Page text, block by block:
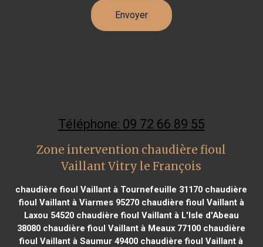
Téléphone: 09 72 66 89 55
Zone intervention chaudière fioul
Vaillant Vitry le François
chaudière fioul Vaillant à Tournefeuille 31170 chaudière
fioul Vaillant à Viarmes 95270chaudière fioul Vaillant à
Laxou 54520chaudière fioul Vaillant à L'Isle d'Abeau
38080 chaudière fioul Vaillant à Meaux 77100 chaudière
fioul Vaillant à Saumur 49400 chaudière fioul Vaillant à